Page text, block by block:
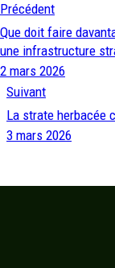
Précédent
Que doit faire
une infrastructure
2 mars 2026
Suivant
La strate herbacée
3 mars 2026